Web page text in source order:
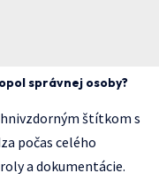
správnej osoby?
štítkom s
počas celého
a dokumentácie.